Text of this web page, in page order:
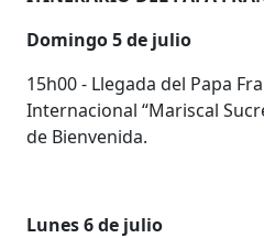
Domingo 5 de julio
15h00 - Llegada del Papa
Internacional “Mariscal
de Bienvenida.
Lunes 6 de julio